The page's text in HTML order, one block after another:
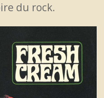
du rock.